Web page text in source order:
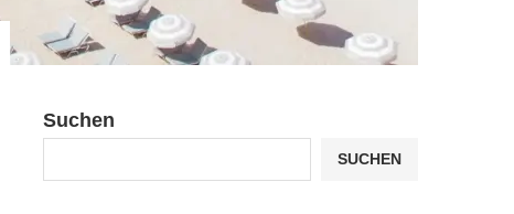
Suchen
SUCHEN